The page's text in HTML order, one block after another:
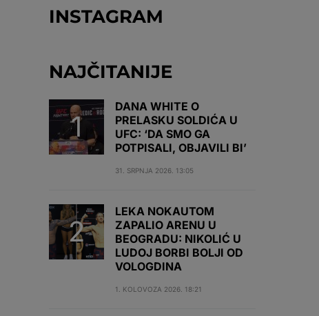
INSTAGRAM
NAJČITANIJE
DANA WHITE O
PRELASKU SOLDIĆA U
UFC: ‘DA SMO GA
POTPISALI, OBJAVILI BI’
31. SRPNJA 2026. 13:05
LEKA NOKAUTOM
ZAPALIO ARENU U
BEOGRADU: NIKOLIĆ U
LUDOJ BORBI BOLJI OD
VOLOGDINA
1. KOLOVOZA 2026. 18:21